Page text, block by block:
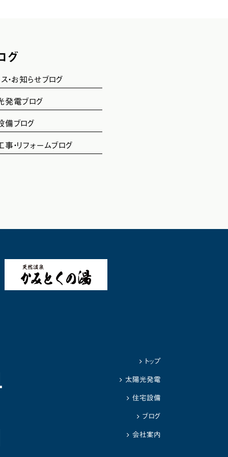
グ
・お知らせブログ
発電ブログ
備ブログ
・リフォームブログ
トップ
太陽光発電
住宅設備
ブログ
会社案内